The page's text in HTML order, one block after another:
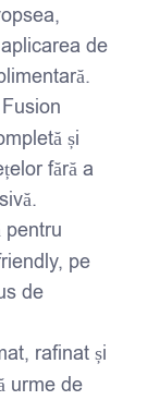
de
și
fără a
pentru
pe
de
rafinat și
urme de